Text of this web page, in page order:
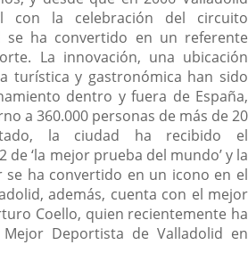
con la celebración del circuito
se ha convertido en un referente
La innovación, una ubicación
turística y gastronómica han sido
dentro y fuera de España,
a 360.000 personas de más de 20
la ciudad ha recibido el
‘la mejor prueba del mundo’ y la
se ha convertido en un icono en el
además, cuenta con el mejor
Coello, quien recientemente ha
Deportista de Valladolid en